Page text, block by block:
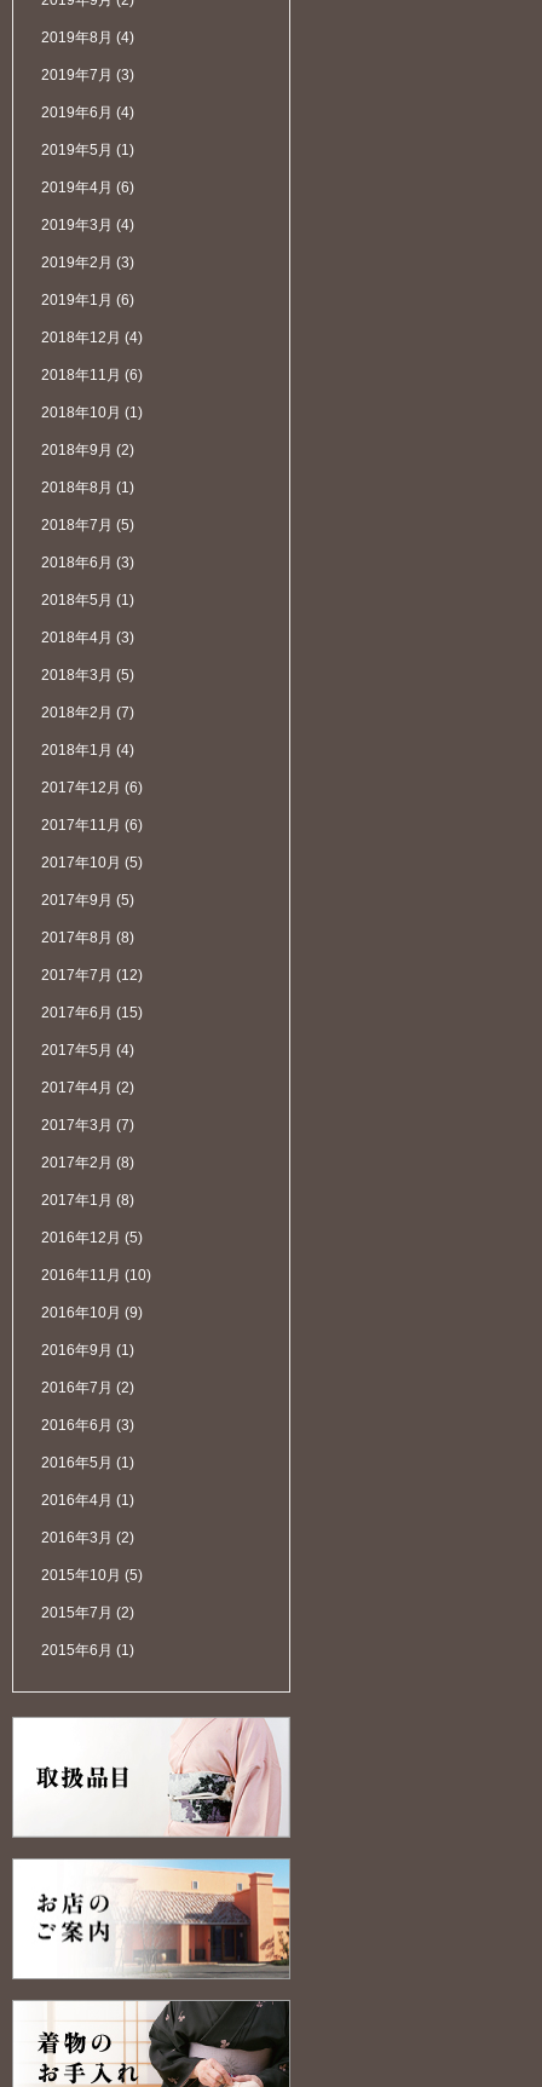
2019年8月 (4)
2019年7月 (3)
2019年6月 (4)
2019年5月 (1)
2019年4月 (6)
2019年3月 (4)
2019年2月 (3)
2019年1月 (6)
2018年12月 (4)
2018年11月 (6)
2018年10月 (1)
2018年9月 (2)
2018年8月 (1)
2018年7月 (5)
2018年6月 (3)
2018年5月 (1)
2018年4月 (3)
2018年3月 (5)
2018年2月 (7)
2018年1月 (4)
2017年12月 (6)
2017年11月 (6)
2017年10月 (5)
2017年9月 (5)
2017年8月 (8)
2017年7月 (12)
2017年6月 (15)
2017年5月 (4)
2017年4月 (2)
2017年3月 (7)
2017年2月 (8)
2017年1月 (8)
2016年12月 (5)
2016年11月 (10)
2016年10月 (9)
2016年9月 (1)
2016年7月 (2)
2016年6月 (3)
2016年5月 (1)
2016年4月 (1)
2016年3月 (2)
2015年10月 (5)
2015年7月 (2)
2015年6月 (1)